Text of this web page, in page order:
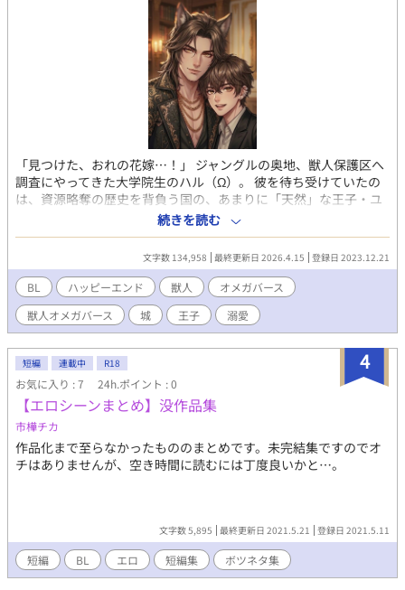
「見つけた、おれの花嫁…！」 ジャングルの奥地、獣人保護区へ
調査にやってきた大学院生のハル（Ω）。 彼を待ち受けていたの
は、資源略奪の歴史を背負う国の、あまりに「天然」な王子・ユ
キ（α）だった。 初対面でいきなり押し倒され、「おれの子を産
んで！」と迫るユキに、ハルはビンタで応戦！ 第一印象は最悪、
考えれば考えるほどムカつく相手なのに、なぜかハルの身体は、
ユキの甘い匂いに疼いてしまい…！？ おバカな恋の裏側に、奪わ
れた獣人の歴史が交錯する—— オメガバースとは？ 欧米が発祥と
いわれる物語設定で、α（アルファ）、β（ベータ）、Ω（オメ
ガ）、3種の人間が存在するユニバース（架空の世界）のこと。
オメガバースの特徴として、男女に関係なく妊娠することができ
ます。 ⚠️獣型⇄人型に変化するタイプの獣人(わんこ)です 【ジャ
ンル】 ファンタジー・ラブラブ・ギャグ・切ない・ハピエン・子
作り・城もの 【メインCP】 攻め・ユキ(ａ) 獣人族の王族。とって
もお金持ちのボンボン！社交の場ではなんでもそつなくこなせる
スパダリ風味の美青年なのに、日常生活ではちょっと自分の世界
強めの天然くん。獣人調査のためにやってきたハルに一目惚れ
し、結婚して！！！おれの子供産んで！！と迫る。モフモフの耳
と尻尾がチャームポイント。ハルのことを運命のつがいだと言い
バムには「じゅうじんぞくのおよめさんになりたい」なんて書い
ていたのに、いざそれが現実になると…！？！？ものすごい面食
い。ユキの顔が好き。 それぞれのお話の題名に、 ちょっとえっち
なやつ* えっちなやつ** すごくえっちなやつ*** で印を付けてい
続きを読む
文字数 134,958 最終更新日 2026.4.15 登録日 2023.12.21
BL ハッピーエンド 獣人
オメガバース
獣人オメガバース
城 王子 溺愛
4
短編 連載中 R18
お気に入り : 7 24h.ポイント : 0
【エロシーンまとめ】没作品集
市樺チカ
作品化まで至らなかったもののまとめです。未完結集ですのでオ
チはありませんが、空き時間に読むには丁度良いかと…。
文字数 5,895 最終更新日 2021.5.21 登録日 2021.5.11
短編 BL エロ 短編集 ボツネタ集